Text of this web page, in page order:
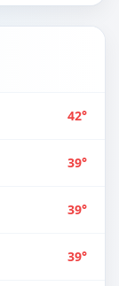
42°
39°
39°
39°